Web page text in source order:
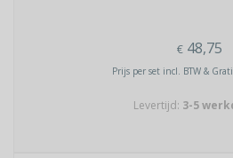
€48,75
Prijs per set incl. BTW &
Levertijd: 3-5